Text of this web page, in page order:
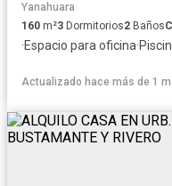
Yanahuara
160 m²3 Dormitorios2 Baños
·Espacio para oficina·
Actualizado hace más de 1